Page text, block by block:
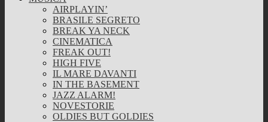
AIRPLAYIN’
BRASILE SEGRETO
BREAK YA NECK
CINEMATICA
FREAK OUT!
HIGH FIVE
IL MARE DAVANTI
IN THE BASEMENT
JAZZ ALARM!
NOVESTORIE
OLDIES BUT GOLDIES